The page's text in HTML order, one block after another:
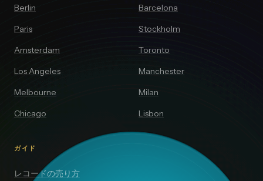
Berlin
Paris
Amsterdam
Los Angeles
Melbourne
Chicago
Barcelona
Stockholm
Toronto
Manchester
Milan
Lisbon
ガイド
レコードの売り方